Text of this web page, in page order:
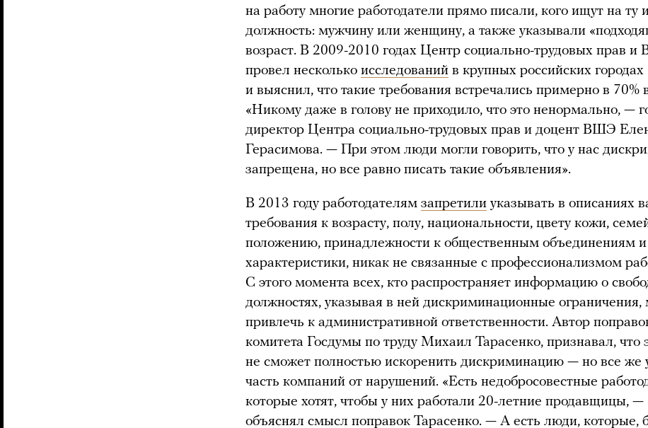
на работу многие работодатели прямо писали, кого ищут на ту
должность: мужчину или женщину, а также указывали
возраст. В 2009-2010 годах Центр социально-трудовых прав
провел несколько исследований в крупных российских городах
и выяснил, что такие требования встречались примерно в 70%
«Никому даже в голову не приходило, что это ненормально, —
директор Центра социально-трудовых прав и доцент ВШЭ
Герасимова. — При этом люди могли говорить, что у нас
запрещена, но все равно писать такие объявления».
В 2013 году работодателям запретили указывать в описаниях
требования к возрасту, полу, национальности, цвету кожи,
положению, принадлежности к общественным объединениям и
характеристики, никак не связанные с профессионализмом
С этого момента всех, кто распространяет информацию о
должностях, указывая в ней дискриминационные ограничения,
привлечь к административной ответственности. Автор
комитета Госдумы по труду Михаил Тарасенко, признавал, что
не сможет полностью искоренить дискриминацию — но все же
часть компаний от нарушений. «Есть недобросовестные
которые хотят, чтобы у них работали 20-летние продавщицы, —
объяснял смысл поправок Тарасенко. — А есть люди, которые,